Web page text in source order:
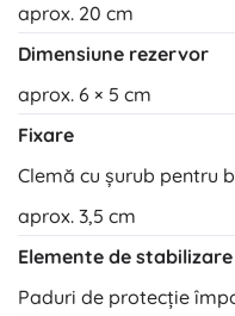
aprox. 20 cm
Dimensiune rezervor
aprox. 6 × 5 cm
Fixare
Clemă cu șurub pentru
aprox. 3,5 cm
Elemente de stabilizare
Paduri de protecție